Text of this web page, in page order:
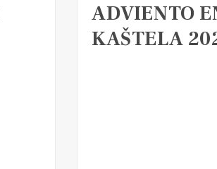
ADVIENTO
KAŠTELA